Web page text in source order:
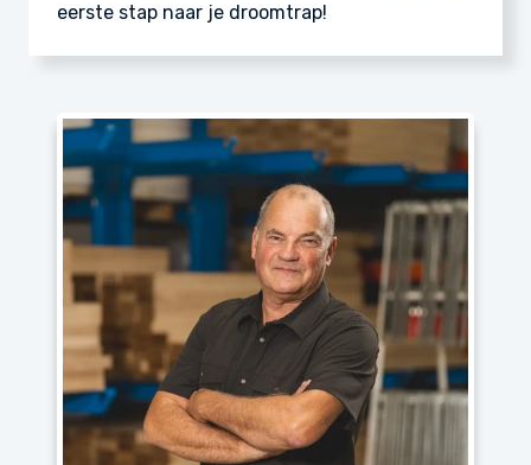
eerste stap naar je droomtrap!